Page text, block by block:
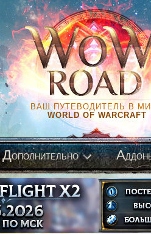
ВАШ ПУТЕВОДИТЕЛЬ В
WORLD OF WARCRAFT
Дополнительно А